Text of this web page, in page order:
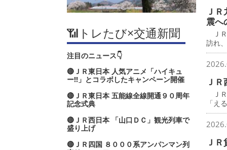
📶トレたび×交通新聞
注目のニュース👇
🔴ＪＲ東日本 人気アニメ「ハイキュ
ー‼」とコラボしたキャンペーン開催
🔴ＪＲ東日本 五能線全線開通９０周年
記念式典
🔴ＪＲ西日本 「山口ＤＣ」観光列車で
盛り上げ
🔴ＪＲ四国 ８０００系アンパンマン列
Ｊ
震へ
Ｊ
訪れ
Ｊ
Ｊ
「え
Ｊ